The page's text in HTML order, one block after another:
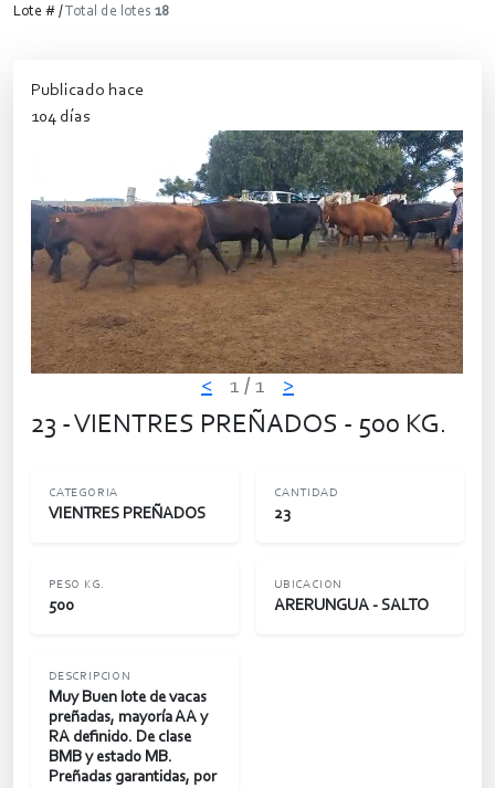
Lote # /Total de lotes 18
Publicado hace
104 días
< 1 / 1 >
23 - VIENTRES PREÑADOS - 500 KG.
CATEGORIA
VIENTRES PREÑADOS
CANTIDAD
23
PESO KG.
500
UBICACION
ARERUNGUA - SALTO
DESCRIPCION
Muy Buen lote de vacas
preñadas, mayoría AA y
RA definido. De clase
BMB y estado MB.
Preñadas garantidas, por